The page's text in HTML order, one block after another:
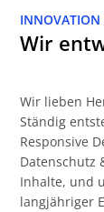
Wir
Wir lieben
Ständig
Responsive
Datenschutz
Inhalte, und
langjähriger